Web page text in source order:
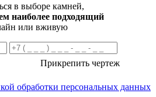
в выборе камней,
наиболее подходящий
или вживую
Прикрепить чертеж
обработки персональных данных